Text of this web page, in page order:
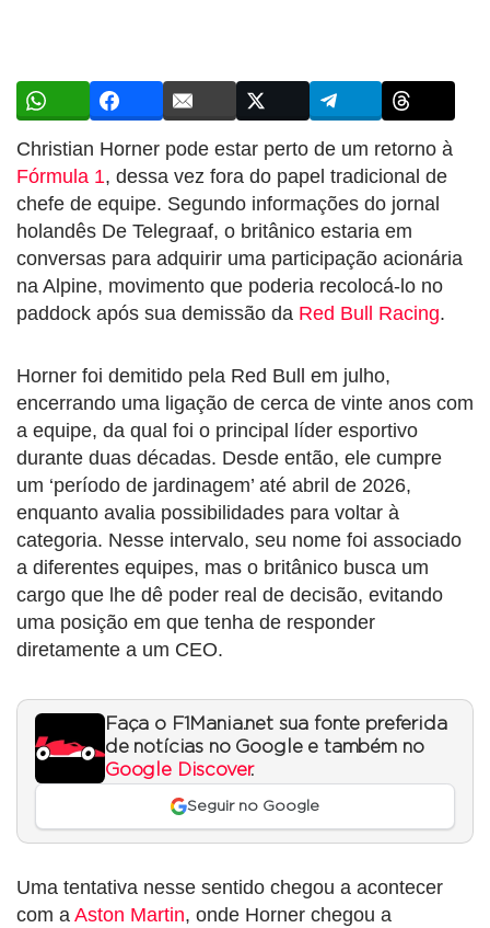
Christian Horner pode estar perto de um retorno à
Fórmula 1, dessa vez fora do papel tradicional de
chefe de equipe. Segundo informações do jornal
holandês De Telegraaf, o britânico estaria em
conversas para adquirir uma participação acionária
na Alpine, movimento que poderia recolocá-lo no
paddock após sua demissão da Red Bull Racing.
Horner foi demitido pela Red Bull em julho,
encerrando uma ligação de cerca de vinte anos com
a equipe, da qual foi o principal líder esportivo
durante duas décadas. Desde então, ele cumpre
um ‘período de jardinagem’ até abril de 2026,
enquanto avalia possibilidades para voltar à
categoria. Nesse intervalo, seu nome foi associado
a diferentes equipes, mas o britânico busca um
cargo que lhe dê poder real de decisão, evitando
uma posição em que tenha de responder
diretamente a um CEO.
Faça o F1Mania.net sua fonte preferida
de notícias no Google e também no
Google Discover.
Seguir no Google
Uma tentativa nesse sentido chegou a acontecer
com a Aston Martin, onde Horner chegou a